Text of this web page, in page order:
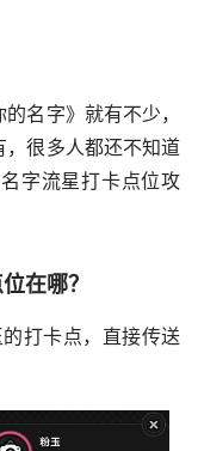
名字》就有不少，
，很多人都还不知道
字流星打卡点位攻
在哪？
打卡点，直接传送